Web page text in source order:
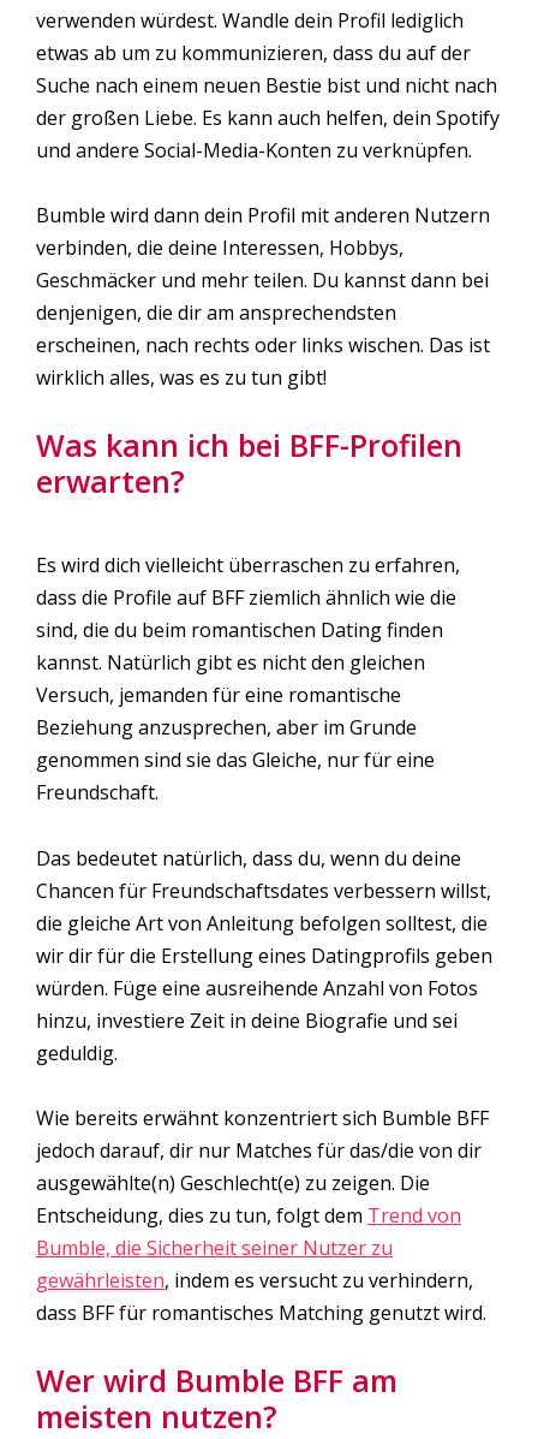
verwenden würdest. Wandle dein Profil lediglich
etwas ab um zu kommunizieren, dass du auf der
Suche nach einem neuen Bestie bist und nicht nach
der großen Liebe. Es kann auch helfen, dein Spotify
und andere Social-Media-Konten zu verknüpfen.
Bumble wird dann dein Profil mit anderen Nutzern
verbinden, die deine Interessen, Hobbys,
Geschmäcker und mehr teilen. Du kannst dann bei
denjenigen, die dir am ansprechendsten
erscheinen, nach rechts oder links wischen. Das ist
wirklich alles, was es zu tun gibt!
Was kann ich bei BFF-Profilen
erwarten?
Es wird dich vielleicht überraschen zu erfahren,
dass die Profile auf BFF ziemlich ähnlich wie die
sind, die du beim romantischen Dating finden
kannst. Natürlich gibt es nicht den gleichen
Versuch, jemanden für eine romantische
Beziehung anzusprechen, aber im Grunde
genommen sind sie das Gleiche, nur für eine
Freundschaft.
Das bedeutet natürlich, dass du, wenn du deine
Chancen für Freundschaftsdates verbessern willst,
die gleiche Art von Anleitung befolgen solltest, die
wir dir für die Erstellung eines Datingprofils geben
würden. Füge eine ausreihende Anzahl von Fotos
hinzu, investiere Zeit in deine Biografie und sei
geduldig.
Wie bereits erwähnt konzentriert sich Bumble BFF
jedoch darauf, dir nur Matches für das/die von dir
ausgewählte(n) Geschlecht(e) zu zeigen. Die
Entscheidung, dies zu tun, folgt dem Trend von
Bumble, die Sicherheit seiner Nutzer zu
gewährleisten, indem es versucht zu verhindern,
dass BFF für romantisches Matching genutzt wird.
Wer wird Bumble BFF am
meisten nutzen?